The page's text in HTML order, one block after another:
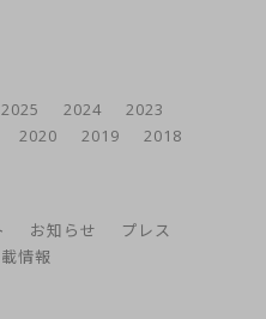
2025 2024
2023
2020 2019 2018
お知らせ
プレス
情報